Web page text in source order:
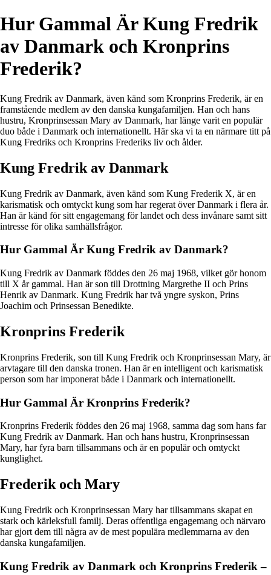
Hur Gammal Är Kung Fredrik
av Danmark och Kronprins
Frederik?
Kung Fredrik av Danmark, även känd som Kronprins Frederik, är en
framstående medlem av den danska kungafamiljen. Han och hans
hustru, Kronprinsessan Mary av Danmark, har länge varit en populär
duo både i Danmark och internationellt. Här ska vi ta en närmare titt på
Kung Fredriks och Kronprins Frederiks liv och ålder.
Kung Fredrik av Danmark
Kung Fredrik av Danmark, även känd som Kung Frederik X, är en
karismatisk och omtyckt kung som har regerat över Danmark i flera år.
Han är känd för sitt engagemang för landet och dess invånare samt sitt
intresse för olika samhällsfrågor.
Hur Gammal Är Kung Fredrik av Danmark?
Kung Fredrik av Danmark föddes den 26 maj 1968, vilket gör honom
till X år gammal. Han är son till Drottning Margrethe II och Prins
Henrik av Danmark. Kung Fredrik har två yngre syskon, Prins
Joachim och Prinsessan Benedikte.
Kronprins Frederik
Kronprins Frederik, son till Kung Fredrik och Kronprinsessan Mary, är
arvtagare till den danska tronen. Han är en intelligent och karismatisk
person som har imponerat både i Danmark och internationellt.
Hur Gammal Är Kronprins Frederik?
Kronprins Frederik föddes den 26 maj 1968, samma dag som hans far
Kung Fredrik av Danmark. Han och hans hustru, Kronprinsessan
Mary, har fyra barn tillsammans och är en populär och omtyckt
kunglighet.
Frederik och Mary
Kung Fredrik och Kronprinsessan Mary har tillsammans skapat en
stark och kärleksfull familj. Deras offentliga engagemang och närvaro
har gjort dem till några av de mest populära medlemmarna av den
danska kungafamiljen.
Kung Fredrik av Danmark och Kronprins Frederik –